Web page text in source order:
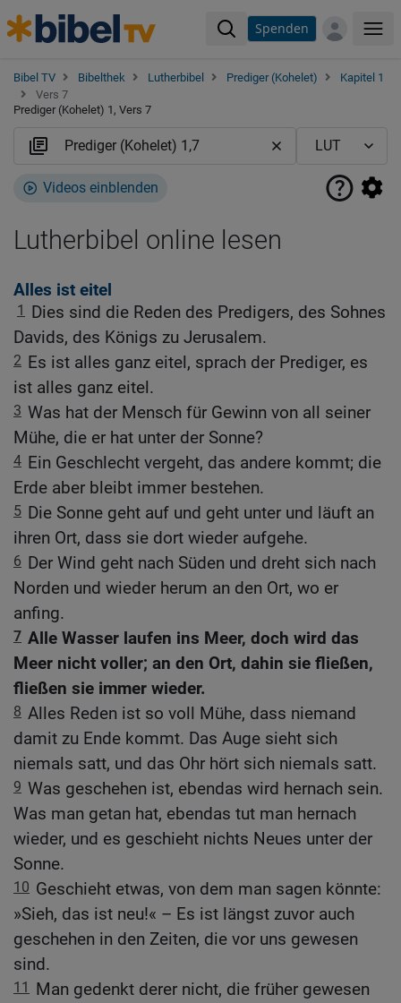
Spenden
Bibel TV Bibelthek Lutherbibel Prediger (Kohelet)
Kapitel 1
Vers 7
Prediger (Kohelet) 1, Vers 7
Videos einblenden
Lutherbibel online lesen
Alles ist eitel
1
Dies sind die Reden des Predigers, des Sohnes
Davids, des Königs zu Jerusalem.
2 Es ist alles ganz eitel, sprach der Prediger, es
ist alles ganz eitel.
3 Was hat der Mensch für Gewinn von all seiner
Mühe, die er hat unter der Sonne?
4 Ein Geschlecht vergeht, das andere kommt; die
Erde aber bleibt immer bestehen.
5 Die Sonne geht auf und geht unter und läuft an
ihren Ort, dass sie dort wieder aufgehe.
6 Der Wind geht nach Süden und dreht sich nach
Norden und wieder herum an den Ort, wo er
anfing.
7 Alle Wasser laufen ins Meer, doch wird das
Meer nicht voller; an den Ort, dahin sie fließen,
fließen sie immer wieder.
8 Alles Reden ist so voll Mühe, dass niemand
damit zu Ende kommt. Das Auge sieht sich
niemals satt, und das Ohr hört sich niemals satt.
9 Was geschehen ist, ebendas wird hernach sein.
Was man getan hat, ebendas tut man hernach
wieder, und es geschieht nichts Neues unter der
Sonne.
10 Geschieht etwas, von dem man sagen könnte:
»Sieh, das ist neu!« – Es ist längst zuvor auch
geschehen in den Zeiten, die vor uns gewesen
sind.
11
Man gedenkt derer nicht, die früher gewesen